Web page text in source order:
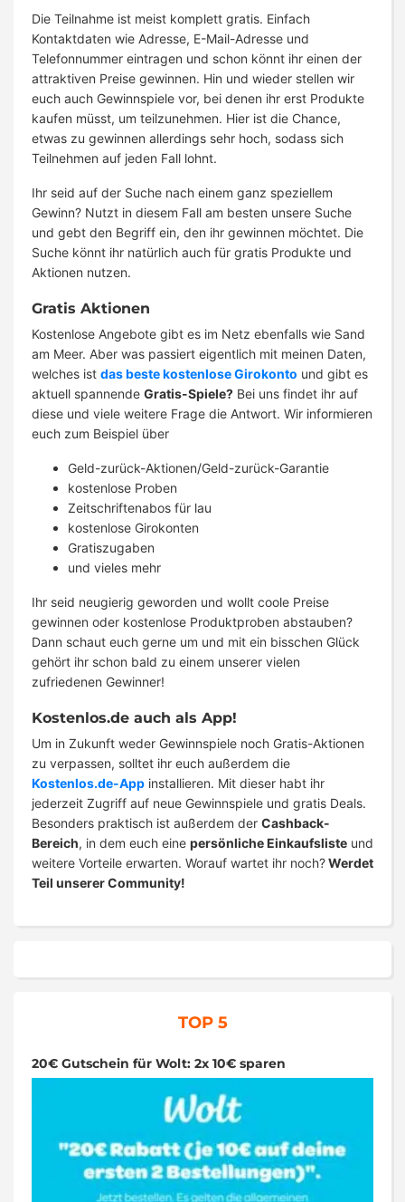
Die Teilnahme ist meist komplett gratis. Einfach
Kontaktdaten wie Adresse, E-Mail-Adresse und
Telefonnummer eintragen und schon könnt ihr einen der
attraktiven Preise gewinnen. Hin und wieder stellen wir
euch auch Gewinnspiele vor, bei denen ihr erst Produkte
kaufen müsst, um teilzunehmen. Hier ist die Chance,
etwas zu gewinnen allerdings sehr hoch, sodass sich
Teilnehmen auf jeden Fall lohnt.
Ihr seid auf der Suche nach einem ganz speziellem
Gewinn? Nutzt in diesem Fall am besten unsere Suche
und gebt den Begriff ein, den ihr gewinnen möchtet. Die
Suche könnt ihr natürlich auch für gratis Produkte und
Aktionen nutzen.
Gratis Aktionen
Kostenlose Angebote gibt es im Netz ebenfalls wie Sand
am Meer. Aber was passiert eigentlich mit meinen Daten,
welches ist das beste kostenlose Girokonto und gibt es
aktuell spannende Gratis-Spiele? Bei uns findet ihr auf
diese und viele weitere Frage die Antwort. Wir informieren
euch zum Beispiel über
Geld-zurück-Aktionen/Geld-zurück-Garantie
kostenlose Proben
Zeitschriftenabos für lau
kostenlose Girokonten
Gratiszugaben
und vieles mehr
Ihr seid neugierig geworden und wollt coole Preise
gewinnen oder kostenlose Produktproben abstauben?
Dann schaut euch gerne um und mit ein bisschen Glück
gehört ihr schon bald zu einem unserer vielen
zufriedenen Gewinner!
Kostenlos.de auch als App!
Um in Zukunft weder Gewinnspiele noch Gratis-Aktionen
zu verpassen, solltet ihr euch außerdem die
Kostenlos.de-App installieren. Mit dieser habt ihr
jederzeit Zugriff auf neue Gewinnspiele und gratis Deals.
Besonders praktisch ist außerdem der Cashback-
Bereich, in dem euch eine persönliche Einkaufsliste und
weitere Vorteile erwarten. Worauf wartet ihr noch?Werdet
Teil unserer Community!
TOP 5
20€ Gutschein für Wolt: 2x 10€ sparen